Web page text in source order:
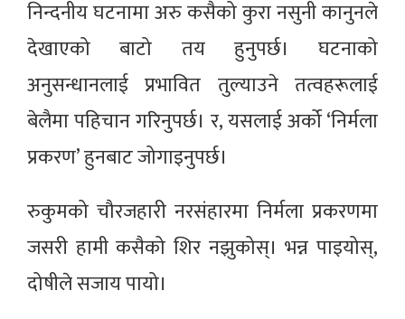
निन्दनीय घटनामा अरु कसैको कुरा नसुनी कानुनले
देखाएको बाटो तय हुनुपर्छ। घटनाको
अनुसन्धानलाई प्रभावित तुल्याउने तत्वहरूलाई
बेलैमा पहिचान गरिनुपर्छ। र, यसलाई अर्को ‘निर्मला
प्रकरण’ हुनबाट जोगाइनुपर्छ।
रुकुमको चौरजहारी नरसंहारमा निर्मला प्रकरणमा
जसरी हामी कसैको शिर नझुकोस्। भन्न पाइयोस्,
दोषीले सजाय पायो।